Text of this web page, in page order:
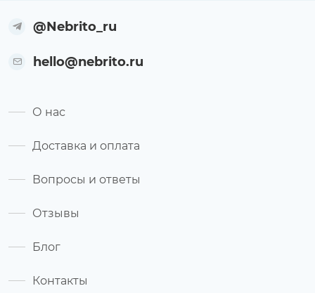
@Nebrito_ru
hello@nebrito.ru
О нас
Доставка и оплата
Вопросы и ответы
Отзывы
Блог
Контакты